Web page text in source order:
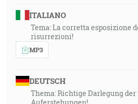
ITALIANO
Tema: La corretta esposizione
risurrezioni!
MP3
DEUTSCH
Thema: Richtige Darlegung